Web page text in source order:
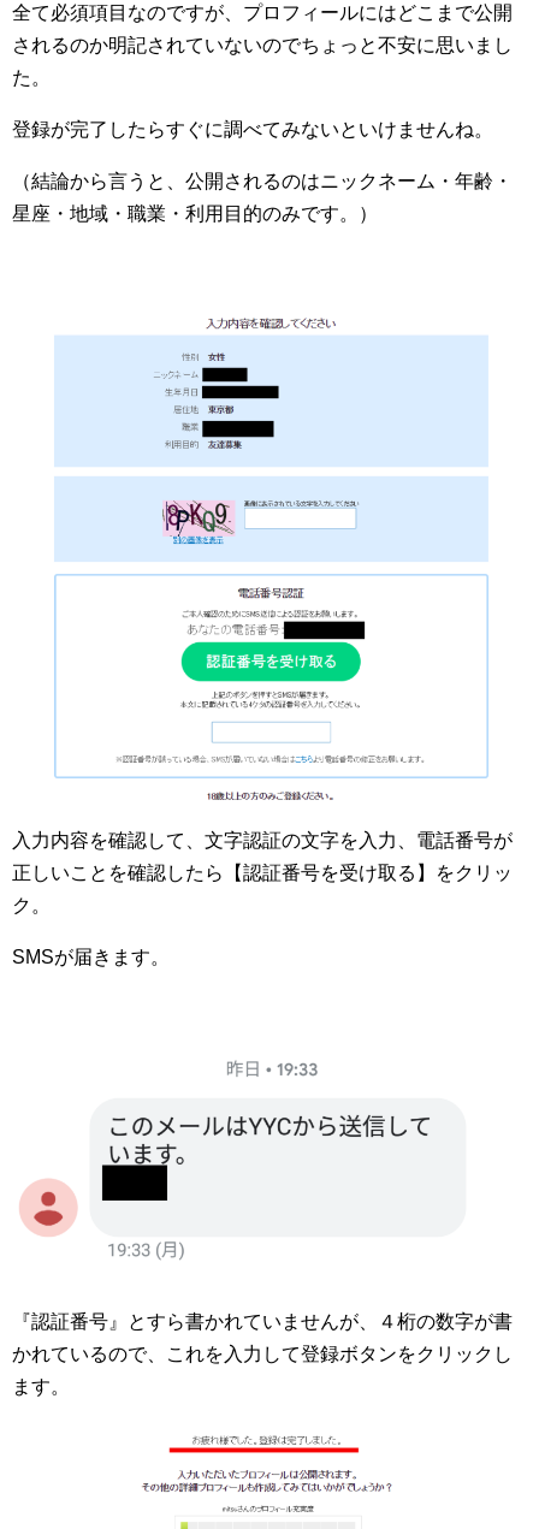
全て必須項目なのですが、プロフィールにはどこまで公開
されるのか明記されていないのでちょっと不安に思いまし
た。
登録が完了したらすぐに調べてみないといけませんね。
（結論から言うと、公開されるのはニックネーム・年齢・
星座・地域・職業・利用目的のみです。）
入力内容を確認して、文字認証の文字を入力、電話番号が
正しいことを確認したら【認証番号を受け取る】をクリッ
ク。
SMSが届きます。
『認証番号』とすら書かれていませんが、４桁の数字が書
かれているので、これを入力して登録ボタンをクリックし
ます。